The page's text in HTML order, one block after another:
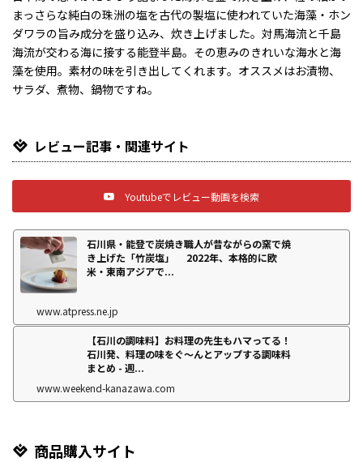
まっさらな純白の珠洲の塩を古代の製塩に使われていた海藻・ホン
ダワラの旨み成分を盛り込み、炊き上げました。対馬海流と千島
海流が交わる海に接する能登半島。その恵みのきれいな海水と海
藻を使用。素材の味を引き出してくれます。オススメはお漬物、
サラダ、煮物、鍋物ですね。
レビュー記事・関連サイト
Youtubeでレビュー動画を検索
石川県・能登で炭焼き職人が昔ながらの窯で焼
き上げた「竹炭塩」 2022年、本格的に欧
米・東南アジアで...
www.atpress.ne.jp
【石川の調味料】お料理の先生もハマってる！
石川発、料理の味をぐ～んとアップする調味料
まとめ - 週...
www.weekend-kanazawa.com
商品購入サイト